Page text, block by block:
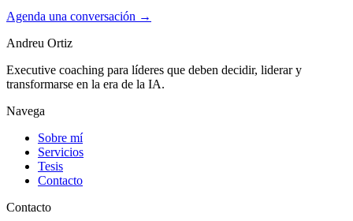
Agenda una conversación →
Andreu Ortiz
Executive coaching para líderes que deben decidir, liderar y
transformarse en la era de la IA.
Navega
Sobre mí
Servicios
Tesis
Contacto
Contacto